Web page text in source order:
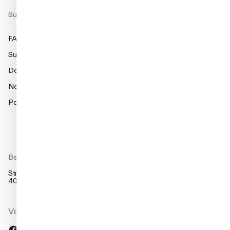
Support
FAQ
Support
Documentatie
Naleving
Partnerportaal
Volg ons
Bezoek ons
Strandsvingen 14,
4032 Stavanger, Noorwegen